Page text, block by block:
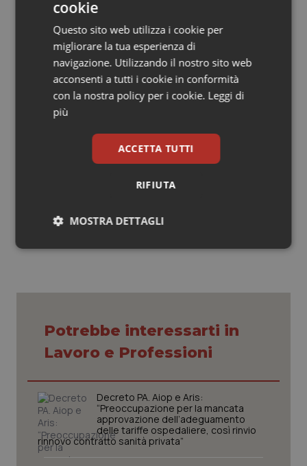
escludere che la fattispecie in esame possa essere
ricondotta alla previsione decriminalizzante di cui
all'art. 3 legge 8 novembre 2012, n. 189 (c.d. legge
Balduzzi)”.
Confermata quindi la condanna e anche il
pagamento delle spese processuali.
© Riproduzione riservata
Potrebbe interessarti in
Lavoro e Professioni
Decreto PA. Aiop e Aris:
“Preoccupazione per la mancata
approvazione dell’adeguamento
delle tariffe ospedaliere, così rinvio
rinnovo contratto sanità privata”
cookie
Questo sito web utilizza i cookie per
migliorare la tua esperienza di
navigazione. Utilizzando il nostro sito web
acconsenti a tutti i cookie in conformità
con la nostra policy per i cookie. Leggi di
più
ACCETTA TUTTI
RIFIUTA
MOSTRA DETTAGLI
Necessari Statistici Marketing
Statistici Marketing
sito web abilitandone funzionalità di base quali la
navigazione sulle pagine e l'accesso alle aree
protette del sito. Il sito web non è in grado di
funzionare correttamente senza questi cookie.
Nome
Fornitore/Dominio
VISITOR_PRIVACY_METADATA
YouTube